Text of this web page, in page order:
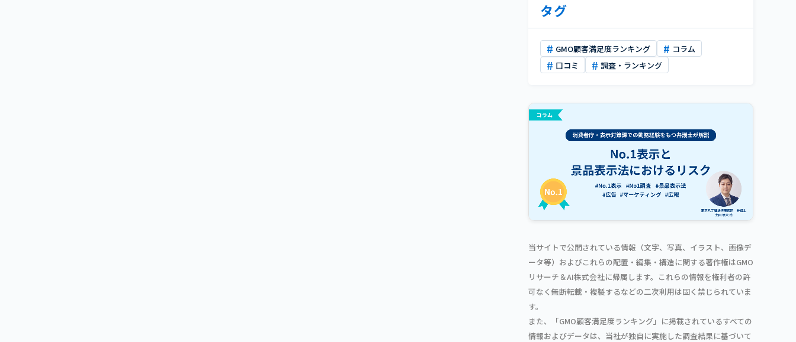
タグ
GMO顧客満足度ランキング
コラム
口コミ
調査・ランキング
当サイトで公開されている情報（文字、写真、イラスト、画像デ
ータ等）およびこれらの配置・編集・構造に関する著作権はGMO
リサーチ＆AI株式会社に帰属します。これらの情報を権利者の許
可なく無断転載・複製するなどの二次利用は固く禁じられていま
す。
また、「GMO顧客満足度ランキング」に掲載されているすべての
情報およびデータは、当社が独自に実施した調査結果に基づいて